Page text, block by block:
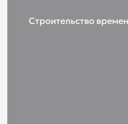
Строительство